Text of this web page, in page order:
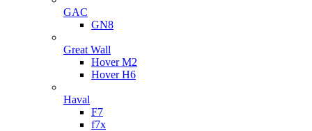
GAC
GN8
Great Wall
Hover M2
Hover H6
Haval
F7
f7x